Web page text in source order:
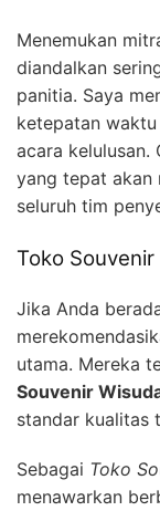
Menemukan
diandalkan
panitia. Saya
ketepatan
acara kelulusan.
yang tepat akan
seluruh tim
Toko
Jika Anda
utama. Mereka
Souvenir
standar kualitas
Sebagai Toko
menawarkan